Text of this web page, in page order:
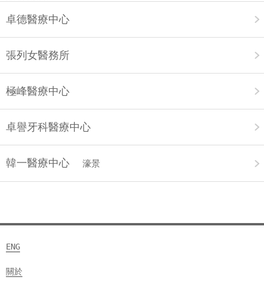
卓德醫療中心
張列女醫務所
極峰醫療中心
卓譽牙科醫療中心
韓一醫療中心 濠景
ENG
關於